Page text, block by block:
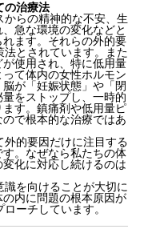
の治療法
らの精神的な不安、生
急な環境の変化などと
ます。それらの外的要
とされています。また
使用され、特に低用量
て体内の女性ホルモン
が「妊娠状態」や「閉
をストップし、一時的
す。鎮痛剤や低用量ピ
で根本的な治療ではあ
外的要因だけに注目する
。なぜなら私たちの体
化に対応し続けるのは
を向けることが大切に
内に問題の根本原因が
ーチしています。